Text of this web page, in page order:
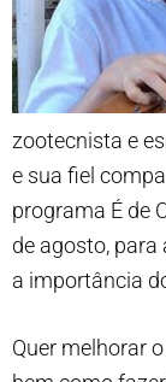
zootecnista e
e sua fiel
programa É de
de agosto, para
a importância
Quer melhorar